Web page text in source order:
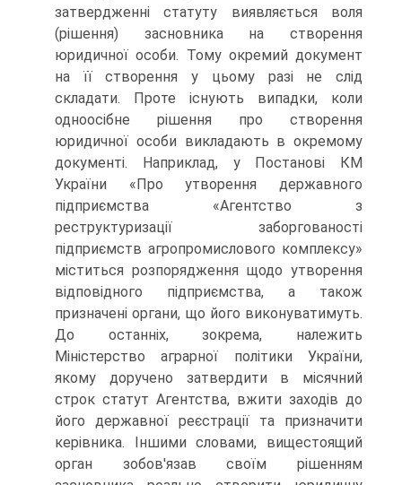
затвердженні статуту виявляється воля
(рішення) засновника на створення
юридичної особи. Тому окремий документ
на її створення у цьому разі не слід
складати. Про­те існують випадки, коли
одноосібне рішення про створення
юридичної особи викладають в окремому
документі. Напри­клад, у Постанові КМ
України «Про утворення державного
підприємства «Агентство з
реструктуризації заборгованості
підприємств агропромислового комплексу»
міститься розпо­рядження щодо утворення
відповідного підприємства, а та­кож
призначені органи, що його виконуватимуть.
До остан­ніх, зокрема, належить
Міністерство аграрної політики України,
якому доручено затвердити в місячний
строк ста­тут Агентства, вжити заходів до
його державної реєстрації та призначити
керівника. Іншими словами, вищестоящий
орган зобов'язав своїм рішенням